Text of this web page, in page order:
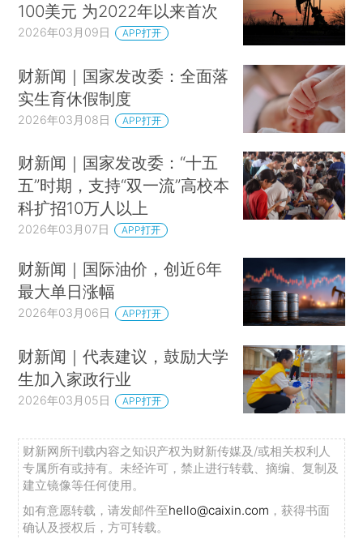
100美元 为2022年以来首次
2026年03月09日 APP打开
财新闻｜国家发改委：全面落
实生育休假制度
2026年03月08日 APP打开
财新闻｜国家发改委：“十五
五”时期，支持“双一流”高校本
科扩招10万人以上
2026年03月07日 APP打开
财新闻｜国际油价，创近6年
最大单日涨幅
2026年03月06日 APP打开
财新闻｜代表建议，鼓励大学
生加入家政行业
2026年03月05日 APP打开
财新网所刊载内容之知识产权为财新传媒及/或相关权利人
专属所有或持有。未经许可，禁止进行转载、摘编、复制及
建立镜像等任何使用。
如有意愿转载，请发邮件至hello@caixin.com ，获得书面
确认及授权后，方可转载。